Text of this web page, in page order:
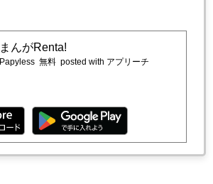
まんがRenta!
Papyless 無料 posted with アプリーチ